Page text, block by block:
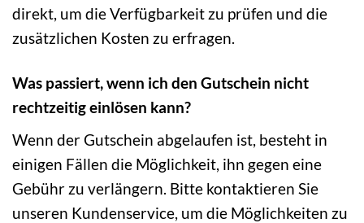
direkt, um die Verfügbarkeit zu prüfen und die
zusätzlichen Kosten zu erfragen.
Was passiert, wenn ich den Gutschein nicht
rechtzeitig einlösen kann?
Wenn der Gutschein abgelaufen ist, besteht in
einigen Fällen die Möglichkeit, ihn gegen eine
Gebühr zu verlängern. Bitte kontaktieren Sie
unseren Kundenservice, um die Möglichkeiten zu